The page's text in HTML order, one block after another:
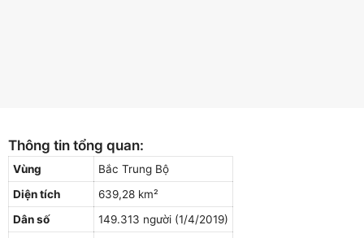
Thông tin tổng quan:
Vùng
Bắc Trung Bộ
Diện tích
639,28 km²
Dân số
149.313 người (1/4/2019)